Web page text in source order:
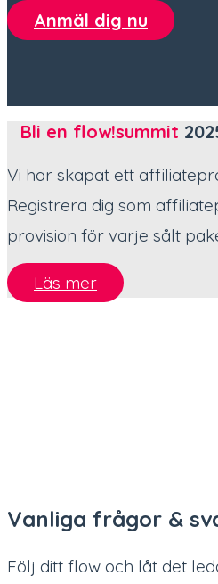
Anmäl dig nu
Bli en flow!summit
Vi har skapat ett
Registrera dig som
provision för varje sålt
Läs mer
Vanliga frågor &
Följ ditt flow och låt det